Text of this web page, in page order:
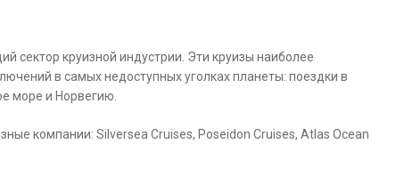
сектор круизной индустрии. Эти круизы наиболее
в самых недоступных уголках планеты: поездки в
море и Норвегию.
компании: Silversea Cruises, Poseidon Cruises, Atlas Ocean